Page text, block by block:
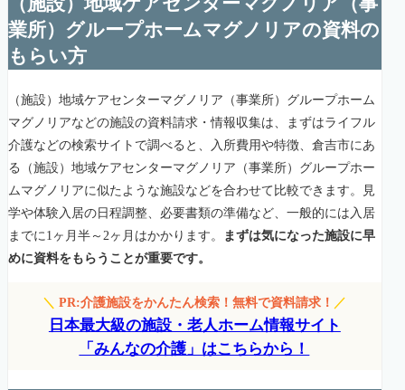
業所）グループホームマグノリアの資料の
もらい方
（施設）地域ケアセンターマグノリア（事業所）グループホーム
マグノリアなどの施設の資料請求・情報収集は、まずはライフル
介護などの検索サイトで調べると、入所費用や特徴、倉吉市にあ
る（施設）地域ケアセンターマグノリア（事業所）グループホー
ムマグノリアに似たような施設などを合わせて比較できます。見
学や体験入居の日程調整、必要書類の準備など、一般的には入居
までに1ヶ月半～2ヶ月はかかります。
まずは気になった施設に早
めに資料をもらうことが重要です。
＼PR:介護施設をかんたん検索！無料で資料請求！ ／
日本最大級の施設・老人ホーム情報サイト
「みんなの介護」はこちらから！